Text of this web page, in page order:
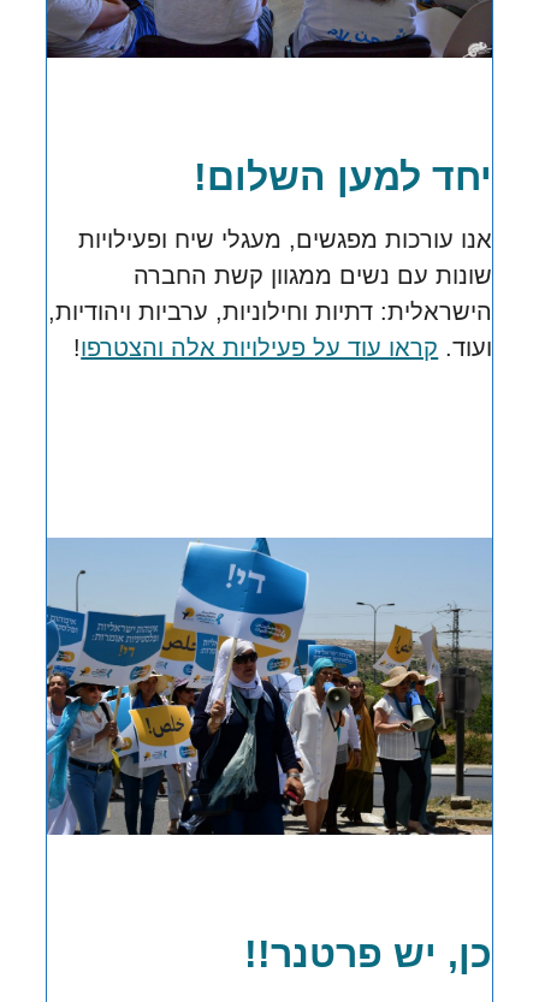
כן, יש פרטנר!!
יחד למען השלום!
אנו עורכות מפגשים, מעגלי שיח ופעילויות
שונות עם נשים ממגוון קשת החברה
הישראלית: דתיות וחילוניות, ערביות ויהודיות,
ועוד. קראו עוד על פעילויות אלה והצטרפו!